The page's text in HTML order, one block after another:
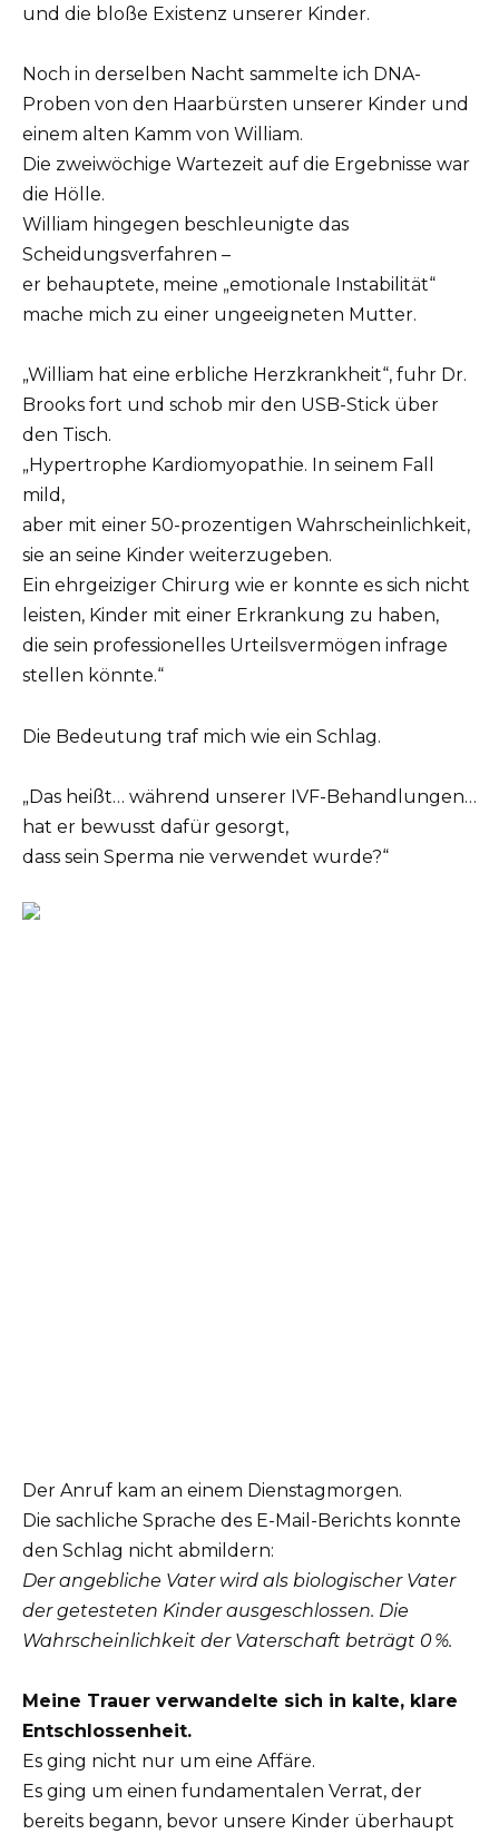
und die bloße Existenz unserer Kinder.
Noch in derselben Nacht sammelte ich DNA-
Proben von den Haarbürsten unserer Kinder und
einem alten Kamm von William.
Die zweiwöchige Wartezeit auf die Ergebnisse war
die Hölle.
William hingegen beschleunigte das
Scheidungsverfahren –
er behauptete, meine „emotionale Instabilität“
mache mich zu einer ungeeigneten Mutter.
„William hat eine erbliche Herzkrankheit“, fuhr Dr.
Brooks fort und schob mir den USB-Stick über
den Tisch.
„Hypertrophe Kardiomyopathie. In seinem Fall
mild,
aber mit einer 50-prozentigen Wahrscheinlichkeit,
sie an seine Kinder weiterzugeben.
Ein ehrgeiziger Chirurg wie er konnte es sich nicht
leisten, Kinder mit einer Erkrankung zu haben,
die sein professionelles Urteilsvermögen infrage
stellen könnte.“
Die Bedeutung traf mich wie ein Schlag.
„Das heißt… während unserer IVF-Behandlungen…
hat er bewusst dafür gesorgt,
dass sein Sperma nie verwendet wurde?“
Der Anruf kam an einem Dienstagmorgen.
Die sachliche Sprache des E-Mail-Berichts konnte
den Schlag nicht abmildern:
Der angebliche Vater wird als biologischer Vater
der getesteten Kinder ausgeschlossen. Die
Wahrscheinlichkeit der Vaterschaft beträgt 0 %.
Meine Trauer verwandelte sich in kalte, klare
Entschlossenheit.
Es ging nicht nur um eine Affäre.
Es ging um einen fundamentalen Verrat, der
bereits begann, bevor unsere Kinder überhaupt